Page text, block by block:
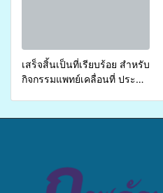
เสร็จสิ้นเป็นที่เรียบร้อย สำหรับ
กิจกรรมแพทย์เคลื่อนที่ ประจำ